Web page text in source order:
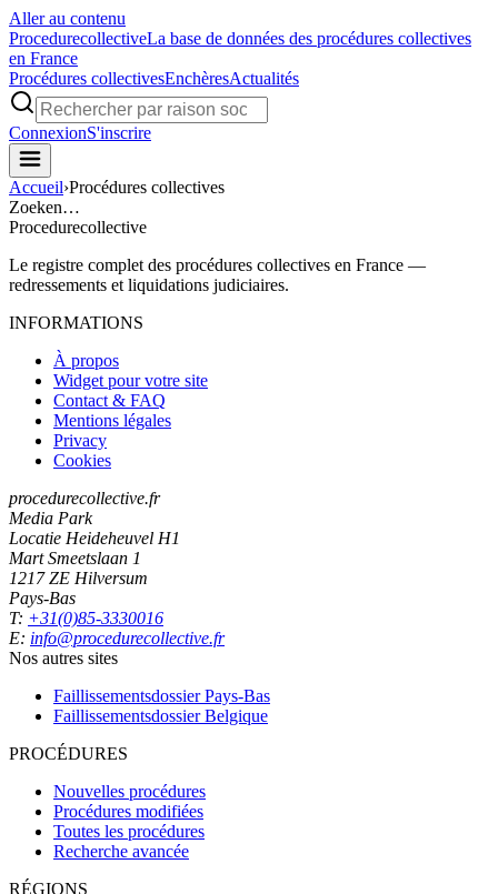
Aller au contenu
ProcedurecollectiveLa base de données des procédures collectives
en France
Procédures collectivesEnchèresActualités
ConnexionS'inscrire
Accueil›Procédures collectives
Zoeken…
Procedurecollective
Le registre complet des procédures collectives en France —
redressements et liquidations judiciaires.
INFORMATIONS
À propos
Widget pour votre site
Contact & FAQ
Mentions légales
Privacy
Cookies
procedurecollective.fr
Media Park
Locatie Heideheuvel H1
Mart Smeetslaan 1
1217 ZE Hilversum
Pays-Bas
T: +31(0)85-3330016
E: info@procedurecollective.fr
Nos autres sites
Faillissementsdossier Pays-Bas
Faillissementsdossier Belgique
PROCÉDURES
Nouvelles procédures
Procédures modifiées
Toutes les procédures
Recherche avancée
RÉGIONS